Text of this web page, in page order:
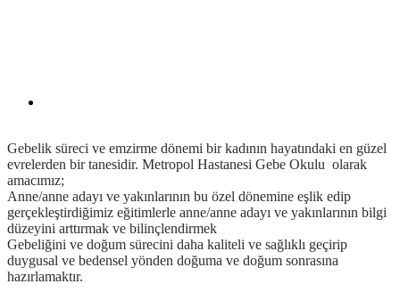
Gebelik süreci ve emzirme dönemi bir kadının hayatındaki en güzel
evrelerden bir tanesidir. Metropol Hastanesi Gebe Okulu olarak
amacımız;
Anne/anne adayı ve yakınlarının bu özel dönemine eşlik edip
gerçekleştirdiğimiz eğitimlerle anne/anne adayı ve yakınlarının bilgi
düzeyini arttırmak ve bilinçlendirmek
Gebeliğini ve doğum sürecini daha kaliteli ve sağlıklı geçirip
duygusal ve bedensel yönden doğuma ve doğum sonrasına
hazırlamaktır.